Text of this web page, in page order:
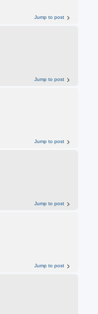
Jump to post
Jump to post
Jump to post
Jump to post
Jump to post